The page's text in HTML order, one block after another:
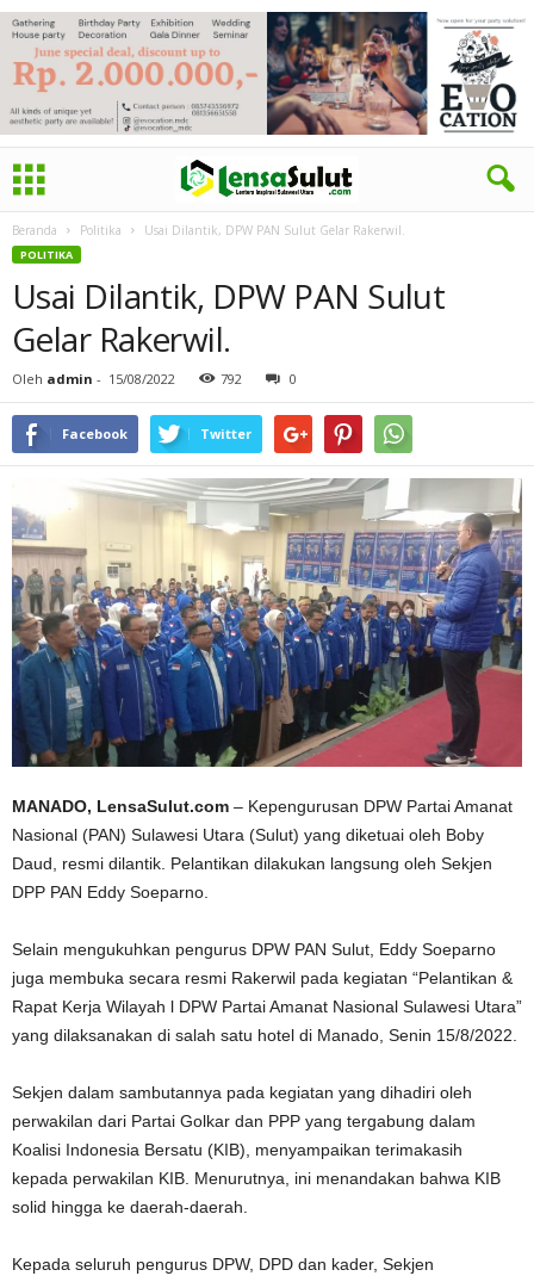
Beranda Politika Usai Dilantik, DPW PAN Sulut Gelar Rakerwil.
POLITIKA
Usai Dilantik, DPW PAN Sulut
Gelar Rakerwil.
Oleh admin - 15/08/2022 792 0
Facebook Twitter
MANADO, LensaSulut.com – Kepengurusan DPW Partai Amanat
Nasional (PAN) Sulawesi Utara (Sulut) yang diketuai oleh Boby
Daud, resmi dilantik. Pelantikan dilakukan langsung oleh Sekjen
DPP PAN Eddy Soeparno.
Selain mengukuhkan pengurus DPW PAN Sulut, Eddy Soeparno
juga membuka secara resmi Rakerwil pada kegiatan “Pelantikan &
Rapat Kerja Wilayah l DPW Partai Amanat Nasional Sulawesi Utara”
yang dilaksanakan di salah satu hotel di Manado, Senin 15/8/2022.
Sekjen dalam sambutannya pada kegiatan yang dihadiri oleh
perwakilan dari Partai Golkar dan PPP yang tergabung dalam
Koalisi Indonesia Bersatu (KIB), menyampaikan terimakasih
kepada perwakilan KIB. Menurutnya, ini menandakan bahwa KIB
solid hingga ke daerah-daerah.
Kepada seluruh pengurus DPW, DPD dan kader, Sekjen